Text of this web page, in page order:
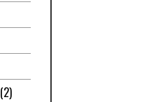
(2)